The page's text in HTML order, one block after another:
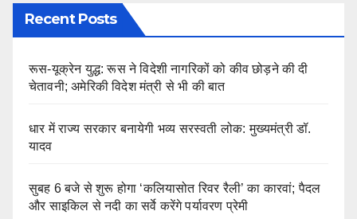
Recent Posts
रूस-यूक्रेन युद्ध: रूस ने विदेशी नागरिकों को कीव छोड़ने की दी
चेतावनी; अमेरिकी विदेश मंत्री से भी की बात
धार में राज्य सरकार बनायेगी भव्य सरस्वती लोक: मुख्यमंत्री डॉ.
यादव
सुबह 6 बजे से शुरू होगा ‘कलियासोत रिवर रैली’ का कारवां; पैदल
और साइकिल से नदी का सर्वे करेंगे पर्यावरण प्रेमी